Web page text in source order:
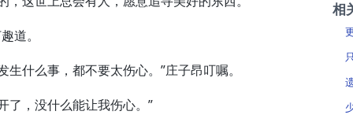
道。
么事，都不要太伤心。”庄子昂叮嘱。
，没什么能让我伤心。”
相